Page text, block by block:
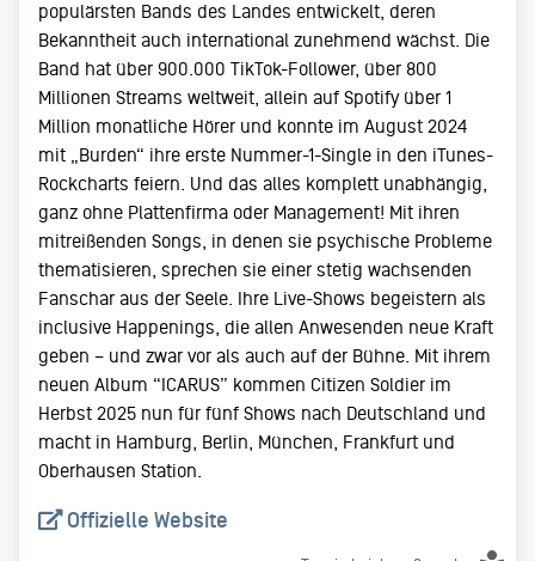
populärsten Bands des Landes entwickelt, deren
Bekanntheit auch international zunehmend wächst. Die
Band hat über 900.000 TikTok-Follower, über 800
Millionen Streams weltweit, allein auf Spotify über 1
Million monatliche Hörer und konnte im August 2024
mit „Burden“ ihre erste Nummer-1-Single in den iTunes-
Rockcharts feiern. Und das alles komplett unabhängig,
ganz ohne Plattenfirma oder Management! Mit ihren
mitreißenden Songs, in denen sie psychische Probleme
thematisieren, sprechen sie einer stetig wachsenden
Fanschar aus der Seele. Ihre Live-Shows begeistern als
inclusive Happenings, die allen Anwesenden neue Kraft
geben – und zwar vor als auch auf der Bühne. Mit ihrem
neuen Album “ICARUS” kommen Citizen Soldier im
Herbst 2025 nun für fünf Shows nach Deutschland und
macht in Hamburg, Berlin, München, Frankfurt und
Oberhausen Station.
Offizielle Website